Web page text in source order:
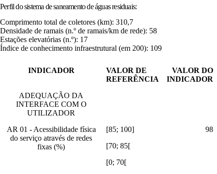
Perfil do sistema de saneamento de águas residuais:
Comprimento total de coletores (km): 310,7
Densidade de ramais (n.º de ramais/km de rede): 58
Estações elevatórias (n.º): 17
Índice de conhecimento infraestrutural (em 200): 109
INDICADOR
VALOR DE
REFERÊNCIA
VALOR DO
INDICADOR
ADEQUAÇÃO DA
INTERFACE COM O
UTILIZADOR
AR 01 - Acessibilidade física
do serviço através de redes
fixas (%)
[85; 100]
98
[70; 85[
[0; 70[